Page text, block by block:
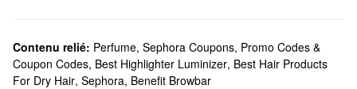
Contenu relié: Perfume, Sephora Coupons, Promo Codes &
Coupon Codes, Best Highlighter Luminizer, Best Hair Products
For Dry Hair, Sephora, Benefit Browbar